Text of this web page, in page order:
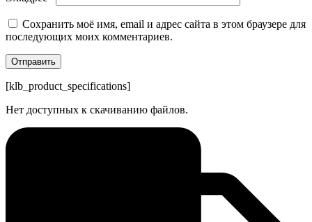
Сохранить моё имя, email и адрес сайта в этом браузере для
последующих моих комментариев.
[klb_product_specifications]
Нет доступных к скачиванию файлов.